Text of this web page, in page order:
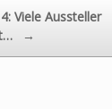
Viele Aussteller
→